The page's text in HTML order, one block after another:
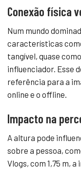
Conexão física
Num mundo
características
tangível, quase
influenciador. Esse
referência para a
online e o offline.
Impacto na
A altura pode
sobre a pessoa,
Vlogs, com 1,75 m,